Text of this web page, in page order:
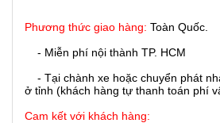
Phương thức giao hàng: Toàn Quốc.
- Miễn phí nội thành TP. HCM
- Tại chành xe hoặc chuyển phát
ở tỉnh (khách hàng tự thanh toán phí
Cam kết với khách hàng: